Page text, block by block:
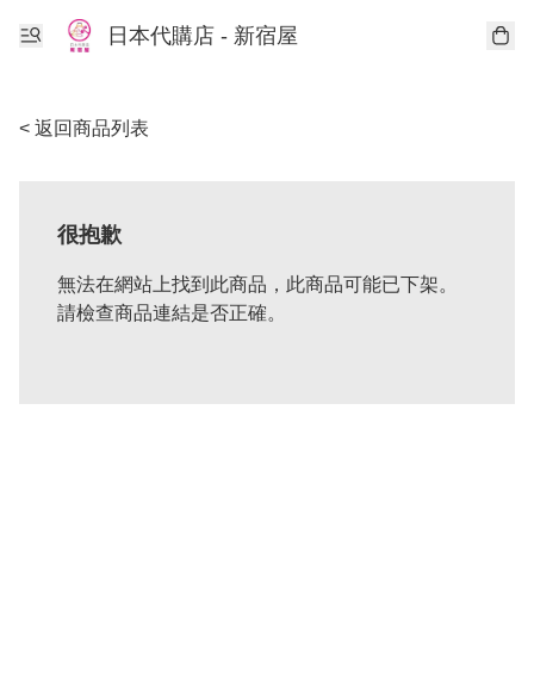
日本代購店 - 新宿屋
< 返回商品列表
很抱歉
無法在網站上找到此商品，此商品可能已下架。
請檢查商品連結是否正確。